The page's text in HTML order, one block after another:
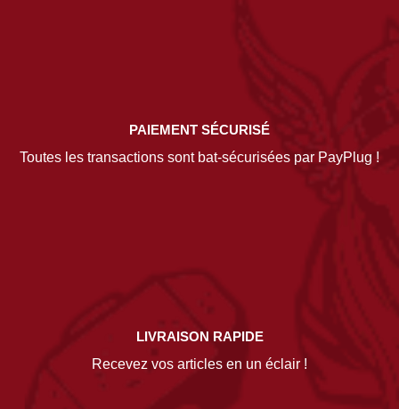
PAIEMENT SÉCURISÉ
Toutes les transactions sont bat-sécurisées par PayPlug !
LIVRAISON RAPIDE
Recevez vos articles en un éclair !